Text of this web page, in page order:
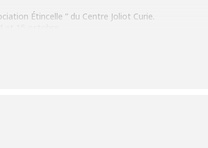
Étincelle ” du Centre Joliot Curie.